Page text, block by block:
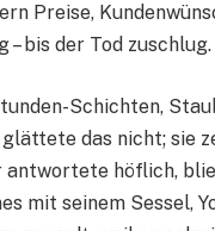
Preise,
bis der Tod zuschlug.
Schichten,
das nicht; sie
höflich,
mit seinem Sessel,